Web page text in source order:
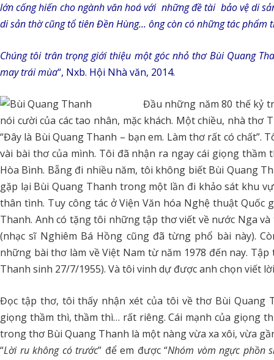
lớn cống hiến cho ngành văn hoá với những đề tài bảo vệ di
di sản thờ cũng tổ tiên Đền Hùng… ông còn có những tác
Chúng tôi trân trọng giới thiệu một góc nhỏ thơ Bùi Quang
may trái mùa“, Nxb. Hội Nhà văn, 2014.
Đầu những năm 80 thế kỷ
nói cười của các tao nhân, mặc khách. Một chiều, nhà
“Đây là Bùi Quang Thanh – bạn em. Làm thơ rất có
vài bài thơ của mình. Tôi đã nhận ra ngay cái giọng
Hòa Bình. Bẵng đi nhiều năm, tôi không biết Bùi Quang
gặp lại Bùi Quang Thanh trong một lần đi khảo sát khu
thân tình. Tuy công tác ở Viện Văn hóa Nghệ thuật
Thanh. Anh có tặng tôi những tập thơ viết về nước Nga
(nhạc sĩ Nghiêm Bá Hồng cũng đã từng phổ bài này).
những bài thơ làm về Việt Nam từ năm 1978 đến nay.
Thanh sinh 27/7/1955). Và tôi vinh dự được anh chọn viết
Đọc tập thơ, tôi thấy nhận xét của tôi về thơ Bùi Quang
giọng thầm thì, thầm thì… rất riêng. Cái mạnh của giọng
trong thơ Bùi Quang Thanh là một nàng vừa xa xôi, vừa
“Lời ru không có trước” để em được “Nhóm vòm ngực phồn